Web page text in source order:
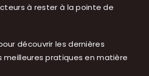
à rester à la pointe de
découvrir les dernières
meilleures pratiques en matière